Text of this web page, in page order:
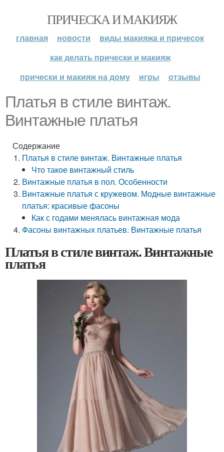
ПРИЧЕСКА И МАКИЯЖ
главная новости
виды макияжа и причесок
как делать прически и макияж
прически и макияж на дому
игры отзывы
Платья в стиле винтаж.
Винтажные платья
Содержание
Платья в стиле винтаж. Винтажные платья
Что такое винтажный стиль
Винтажные платья в пол. Особенности
Винтажные платья с кружевом. Модные винтажные
платья: красивые фасоны
Как с годами менялась винтажная мода
Фасоны винтажных платьев. Винтажные платья
Платья в стиле винтаж. Винтажные
платья